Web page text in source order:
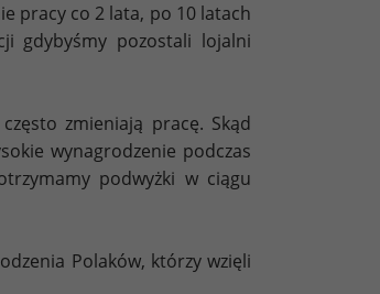
pracy co 2 lata, po 10 latach
gdybyśmy pozostali lojalni
zmieniają pracę. Skąd
wynagrodzenie podczas
podwyżki w ciągu
Polaków, którzy wzięli